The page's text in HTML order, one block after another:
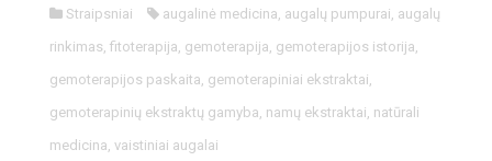
Straipsniai augalinė medicina, augalų pumpurai, augalų
rinkimas, fitoterapija, gemoterapija, gemoterapijos istorija,
gemoterapijos paskaita, gemoterapiniai ekstraktai,
gemoterapinių ekstraktų gamyba, namų ekstraktai, natūrali
medicina, vaistiniai augalai